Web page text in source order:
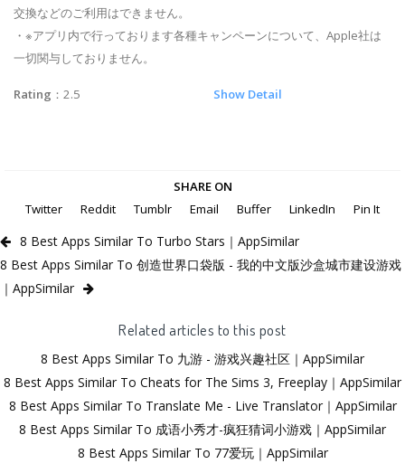
交換などのご利用はできません。
・※アプリ内で行っております各種キャンペーンについて、Apple社は
一切関与しておりません。
Rating ：2.5 Show Detail
SHARE ON
Twitter
Reddit Tumblr Email Buffer LinkedIn Pin It
8 Best Apps Similar To Turbo Stars｜AppSimilar
8 Best Apps Similar To 创造世界口袋版 - 我的中文版沙盒城市建设游戏
｜AppSimilar
Related articles to this post
8 Best Apps Similar To 九游 - 游戏兴趣社区｜AppSimilar
8 Best Apps Similar To Cheats for The Sims 3, Freeplay｜AppSimilar
8 Best Apps Similar To Translate Me - Live Translator｜AppSimilar
8 Best Apps Similar To 成语小秀才-疯狂猜词小游戏｜AppSimilar
8 Best Apps Similar To 77爱玩｜AppSimilar